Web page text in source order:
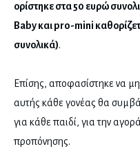
ορίστηκε στα 50 ευρώ
Baby και pro-mini
συνολικά).
Επίσης, αποφασίστηκε να
αυτής κάθε γονέας θα
για κάθε παιδί, για την
προπόνησης.